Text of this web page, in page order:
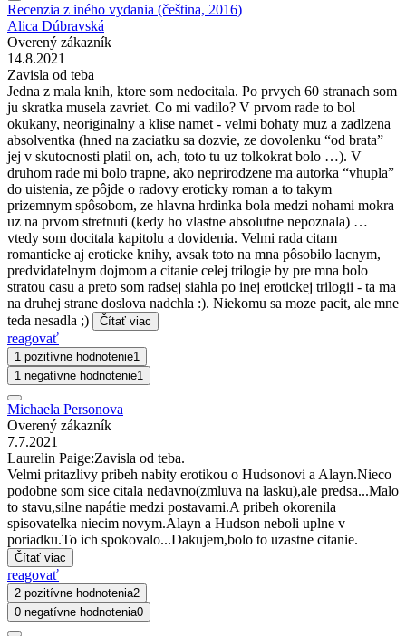
Recenzia z iného vydania (čeština, 2016)
Alica Dúbravská
Overený zákazník
14.8.2021
Zavisla od teba
Jedna z mala knih, ktore som nedocitala. Po prvych 60 stranach som
ju skratka musela zavriet. Co mi vadilo? V prvom rade to bol
okukany, neoriginalny a klise namet - velmi bohaty muz a zadlzena
absolventka (hned na zaciatku sa dozvie, ze dovolenku “od brata”
jej v skutocnosti platil on, ach, toto tu uz tolkokrat bolo …). V
druhom rade mi bolo trapne, ako neprirodzene ma autorka “vhupla”
do uistenia, ze pôjde o radovy eroticky roman a to takym
prizemnym spôsobom, ze hlavna hrdinka bola medzi nohami mokra
uz na prvom stretnuti (kedy ho vlastne absolutne nepoznala) …
vtedy som docitala kapitolu a dovidenia. Velmi rada citam
romanticke aj eroticke knihy, avsak toto na mna pôsobilo lacnym,
predvidatelnym dojmom a citanie celej trilogie by pre mna bolo
stratou casu a preto som radsej siahla po inej erotickej trilogii - ta ma
na druhej strane doslova nadchla :). Niekomu sa moze pacit, ale mne
teda nesadla ;)
Čítať viac
reagovať
1 pozitívne hodnotenie1
1 negatívne hodnotenie1
Michaela Personova
Overený zákazník
7.7.2021
Laurelin Paige:Zavisla od teba.
Velmi pritazlivy pribeh nabity erotikou o Hudsonovi a Alayn.Nieco
podobne som sice citala nedavno(zmluva na lasku),ale predsa...Malo
to stavu,silne napátie medzi postavami.A pribeh okorenila
spisovatelka niecim novym.Alayn a Hudson neboli uplne v
poriadku.To ich spokovalo...Dakujem,bolo to uzastne citanie.
Čítať viac
reagovať
2 pozitívne hodnotenia2
0 negatívne hodnotenia0